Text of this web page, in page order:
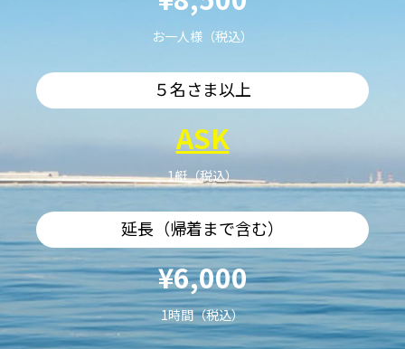
お一人様（税込）
５名さま以上
ASK
1艇（税込）
延長（帰着まで含む）
¥6,000
1時間（税込）